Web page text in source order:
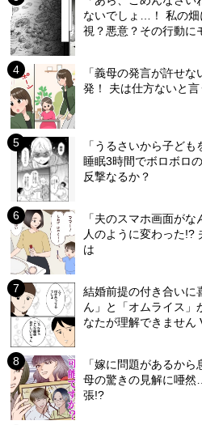
ないでしょ…！ 私の
視？悪意？その行動に
「義母の発言が許せ
発！ 夫は仕方ないと
「うるさいから子ど
睡眠3時間でボロボロ
反撃なるか？
「夫のスマホ画面が
人のように変わった!?
は
結婚前提の付き合い
ん」と「オムライス」
なたが理解できません
「嫁に問題があるか
母の驚きの見解に唖
張!?